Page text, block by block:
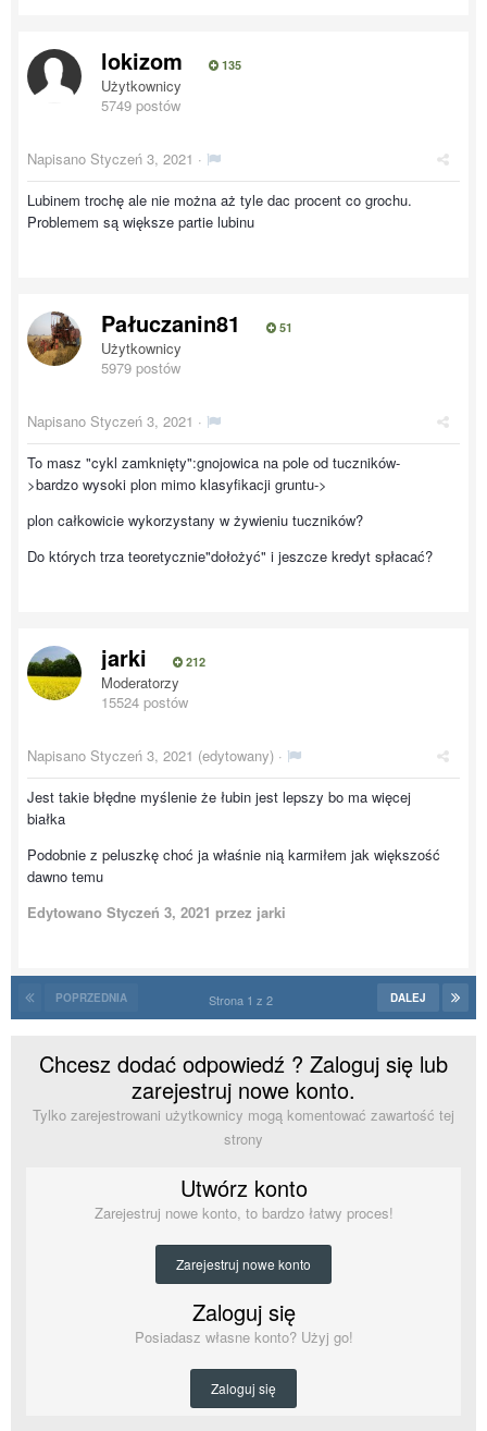
lokizom 135
Użytkownicy
5749 postów
Napisano Styczeń 3, 2021 ·
Lubinem trochę ale nie można aż tyle dac procent co grochu.
Problemem są większe partie lubinu
Pałuczanin81 51
Użytkownicy
5979 postów
Napisano Styczeń 3, 2021 ·
To masz "cykl zamknięty":gnojowica na pole od tuczników-
>bardzo wysoki plon mimo klasyfikacji gruntu->
plon całkowicie wykorzystany w żywieniu tuczników?
Do których trza teoretycznie"dołożyć" i jeszcze kredyt spłacać?
jarki 212
Moderatorzy
15524 postów
Napisano Styczeń 3, 2021 (edytowany) ·
Jest takie błędne myślenie że łubin jest lepszy bo ma więcej
białka
Podobnie z peluszkę choć ja właśnie nią karmiłem jak większość
dawno temu
Edytowano Styczeń 3, 2021 przez jarki
POPRZEDNIA DALEJ
Strona 1 z 2
Chcesz dodać odpowiedź ? Zaloguj się lub
zarejestruj nowe konto.
Tylko zarejestrowani użytkownicy mogą komentować zawartość tej
strony
Utwórz konto
Zarejestruj nowe konto, to bardzo łatwy proces!
Zarejestruj nowe konto
Zaloguj się
Posiadasz własne konto? Użyj go!
Zaloguj się